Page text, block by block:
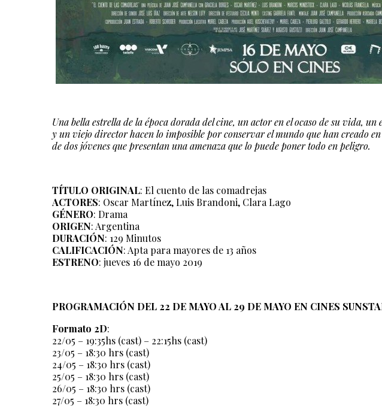
Una bella estrella de la época dorada del cine, un actor en el ocaso de su vida,
y un viejo director hacen lo imposible por conservar el mundo que han creado
de dos jóvenes que presentan una amenaza que lo puede poner todo en peligro.
TÍTULO ORIGINAL: El cuento de las comadrejas
ACTORES: Oscar Martínez, Luis Brandoni, Clara Lago
GÉNERO: Drama
ORIGEN: Argentina
DURACIÓN: 129 Minutos
CALIFICACIÓN: Apta para mayores de 13 años
ESTRENO: jueves 16 de mayo 2019
PROGRAMACIÓN DEL 22 DE MAYO AL 29 DE MAYO EN CINES
Formato 2D:
22/05 – 19:35hs (cast) – 22:15hs (cast)
23/05 – 18:30 hrs (cast)
24/05 – 18:30 hrs (cast)
25/05 – 18:30 hrs (cast)
26/05 – 18:30 hrs (cast)
27/05 – 18:30 hrs (cast)